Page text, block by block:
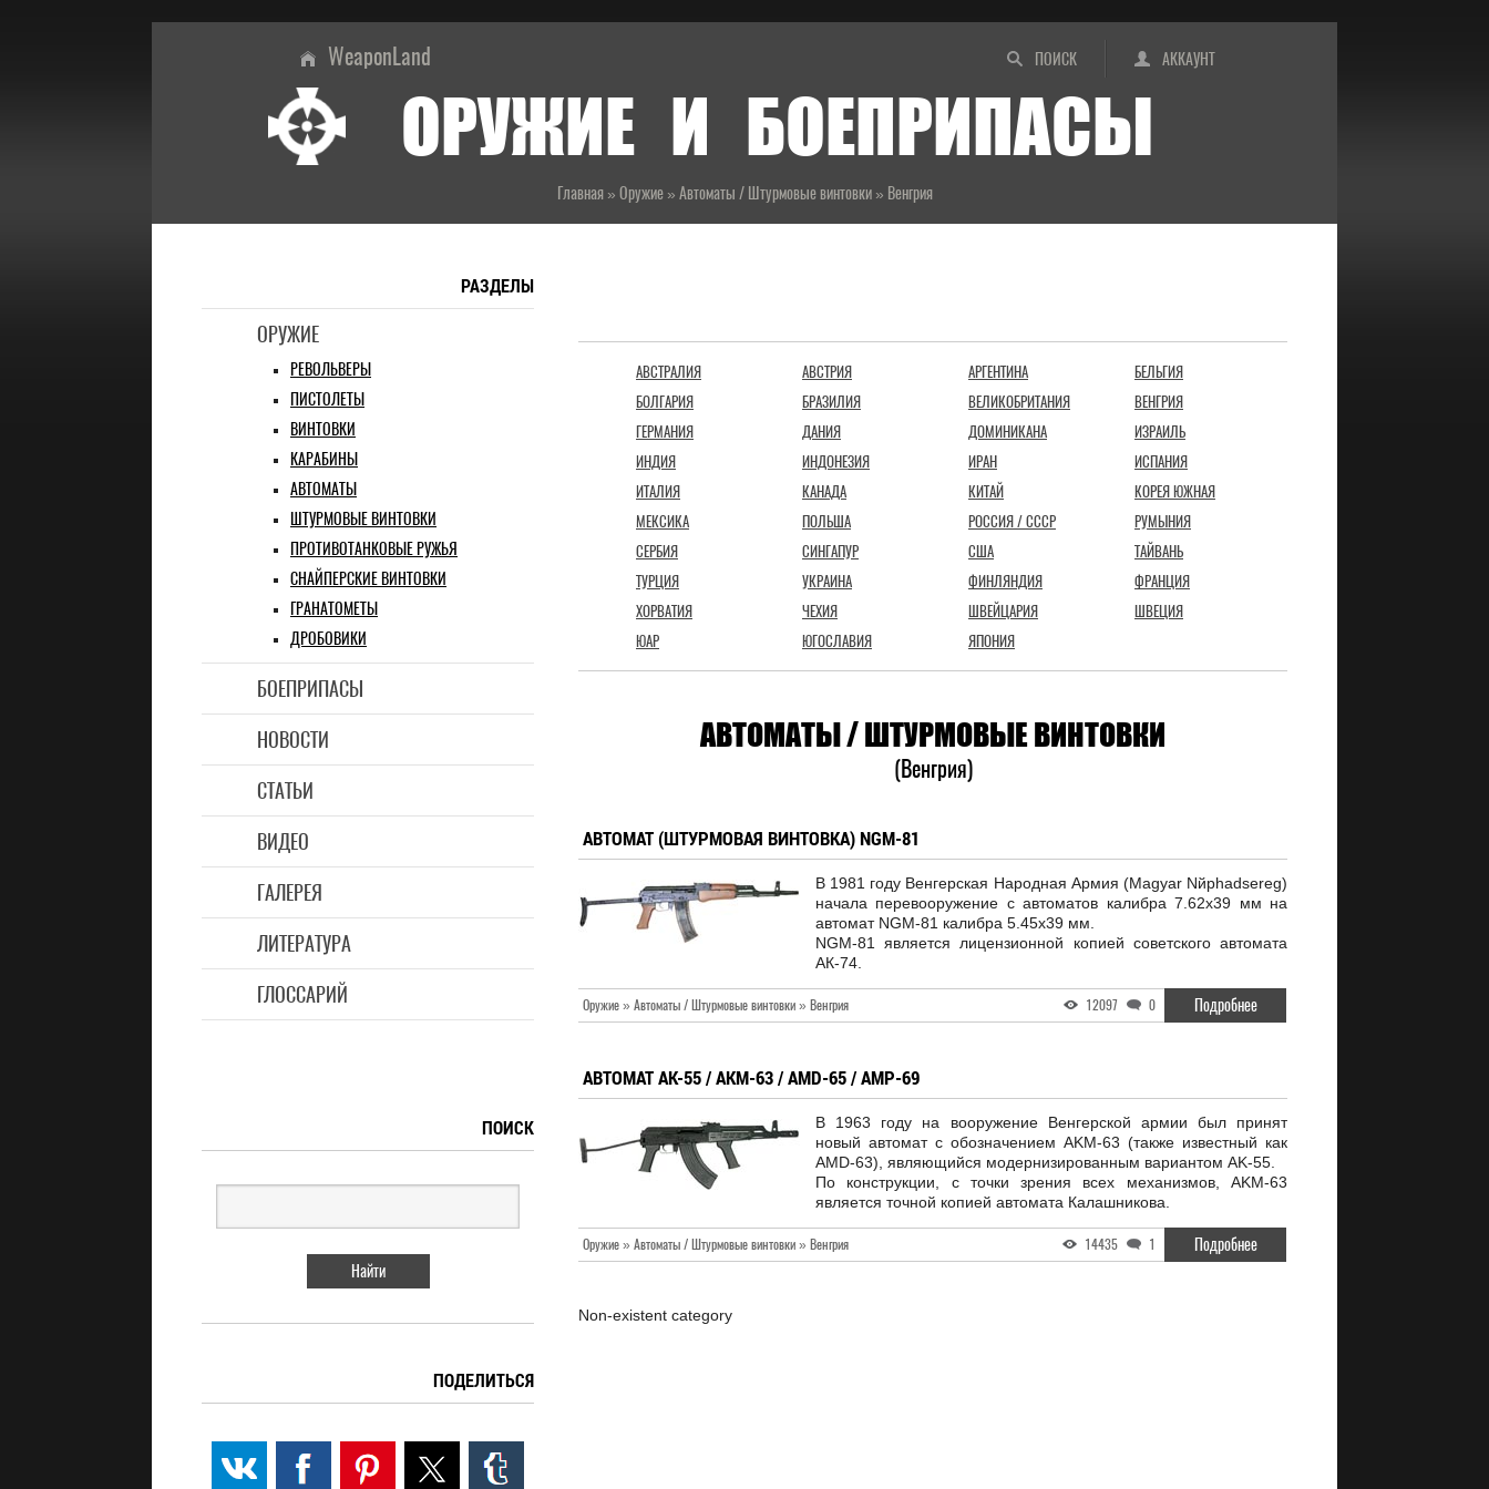
ПОИСК АККАУНТ
WeaponLand
ОРУЖИЕ И БОЕПРИПАСЫ
Главная» Оружие» Автоматы / Штурмовые винтовки» Венгрия
РАЗДЕЛЫ
ОРУЖИЕ
РЕВОЛЬВЕРЫ
ПИСТОЛЕТЫ
ВИНТОВКИ
КАРАБИНЫ
АВТОМАТЫ
ШТУРМОВЫЕ ВИНТОВКИ
ПРОТИВОТАНКОВЫЕ РУЖЬЯ
СНАЙПЕРСКИЕ ВИНТОВКИ
ГРАНАТОМЕТЫ
ДРОБОВИКИ
БОЕПРИПАСЫ
НОВОСТИ
СТАТЬИ
ВИДЕО
ГАЛЕРЕЯ
ЛИТЕРАТУРА
ГЛОССАРИЙ
АВСТРАЛИЯ АВСТРИЯ АРГЕНТИНА
БЕЛЬГИЯ
БОЛГАРИЯ
БРАЗИЛИЯ ВЕЛИКОБРИТАНИЯ
ВЕНГРИЯ
ГЕРМАНИЯ
ДАНИЯ ДОМИНИКАНА
ИЗРАИЛЬ
ИНДИЯ
ИНДОНЕЗИЯ ИРАН
ИСПАНИЯ
ИТАЛИЯ
КАНАДА КИТАЙ
КОРЕЯ ЮЖНАЯ
МЕКСИКА
ПОЛЬША РОССИЯ / СССР
РУМЫНИЯ
СЕРБИЯ
СИНГАПУР США
ТАЙВАНЬ
ТУРЦИЯ
УКРАИНА ФИНЛЯНДИЯ
ФРАНЦИЯ
ХОРВАТИЯ
ЧЕХИЯ ШВЕЙЦАРИЯ
ШВЕЦИЯ
ЮАР
ЮГОСЛАВИЯ ЯПОНИЯ
АВТОМАТЫ / ШТУРМОВЫЕ ВИНТОВКИ
(Венгрия)
АВТОМАТ (ШТУРМОВАЯ ВИНТОВКА) NGM-81
В 1981 году Венгерская Народная Армия (Magyar Nйphadsereg)
начала перевооружение с автоматов калибра 7.62х39 мм на
автомат NGM-81 калибра 5.45х39 мм.
NGM-81 является лицензионной копией советского автомата
АК-74.
Оружие » Автоматы / Штурмовые винтовки » Венгрия 12097 0 Подробнее
АВТОМАТ AK-55 / AKM-63 / AMD-65 / AMP-69
В 1963 году на вооружение Венгерской армии был принят
новый автомат с обозначением AKM-63 (также известный как
AMD-63), являющийся модернизированным вариантом AK-55.
По конструкции, с точки зрения всех механизмов, AKM-63
является точной копией автомата Калашникова.
Оружие » Автоматы / Штурмовые винтовки » Венгрия 14435 1 Подробнее
Non-existent category
ПОИСК
ПОДЕЛИТЬСЯ